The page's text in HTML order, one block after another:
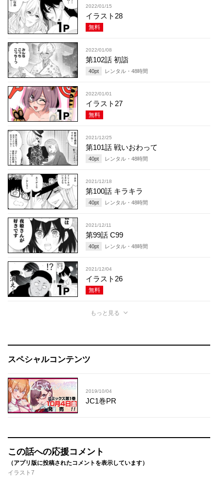
2022/01/15
イラスト28
無料
2022/01/08
第102話 初詣
40pt レンタル・ 48時間
2022/01/01
イラスト27
無料
2021/12/25
第101話 戦いおわって
40pt レンタル・ 48時間
2021/12/18
第100話 キラキラ
40pt レンタル・ 48時間
2021/12/11
第99話 C99
40pt レンタル・ 48時間
2021/12/04
イラスト26
無料
もっと見る
スペシャルコンテンツ
2019/10/04
JC1巻PR
この話への応援コメント
（アプリ版に投稿されたコメントを表示しています）
イラスト7